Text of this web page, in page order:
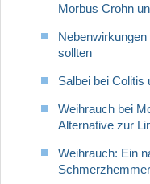
Morbus Crohn
sollten
Salbei bei Colitis
Weihrauch bei
Alternative zur
Weihrauch: Ein